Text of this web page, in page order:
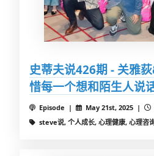
史蒂夫说426期 - 关雅
惜每一个想和陌生人说
Episode | May 21st, 2025 |
steve说, 个人成长, 心理健康, 心理咨